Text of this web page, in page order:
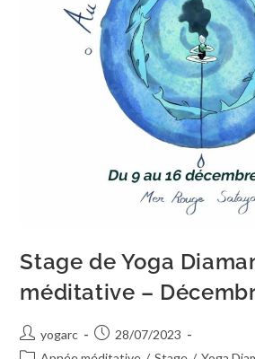
Stage de Yoga
méditative –
yogarc
28/07/2023